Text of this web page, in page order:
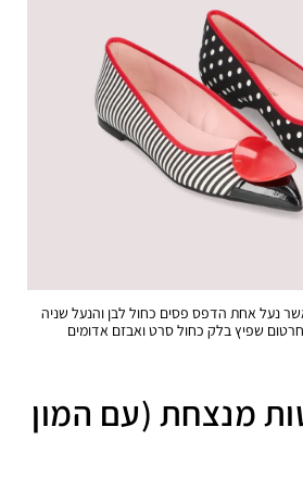
נעל אחת הדפס פסים כחול לבן והנעל שניה
שפיץ בלק כחול סרט ואבזם אדומים
מנצחת (עם המון